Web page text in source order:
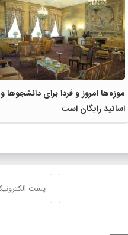
موزه‌ها امروز و فردا برای دانشجوها و
اساتید رایگان است